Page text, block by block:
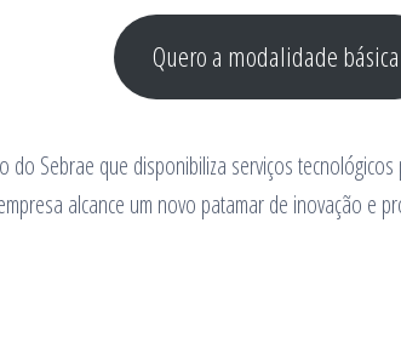
Quero a modalidade básica
do Sebrae que disponibiliza serviços
alcance um novo patamar de inovação e